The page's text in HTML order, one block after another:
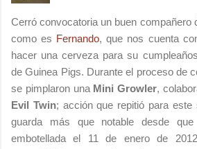
Cerró convocatoria un buen compañero
como es Fernando, que nos cuenta
hacer una cerveza para su
de Guinea Pigs. Durante el proceso de
se pimplaron una Mini Growler,
Evil Twin; acción que repitió para este
guarda más que notable desde
embotellada el 11 de enero de